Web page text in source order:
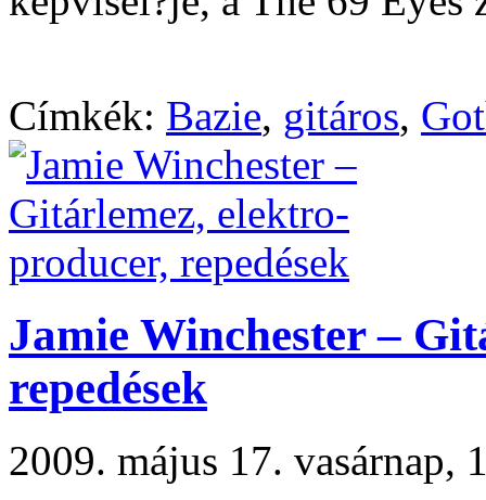
Címkék: Bazie, gitáros,
Jamie Winchester –
repedések
2009. május 17.